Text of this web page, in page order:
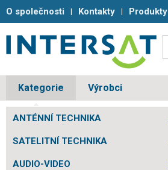
O společnosti Kontakty Produkty
Kategorie Výrobci
ANTÉNNÍ TECHNIKA
SATELITNÍ TECHNIKA
AUDIO-VIDEO